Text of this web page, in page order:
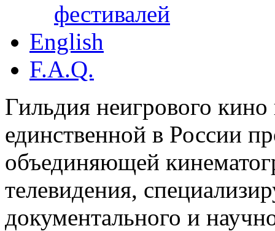
фестивалей
English
F.A.Q.
Гильдия неигрового кино
единственной в России
объединяющей
телевидения,
документального и